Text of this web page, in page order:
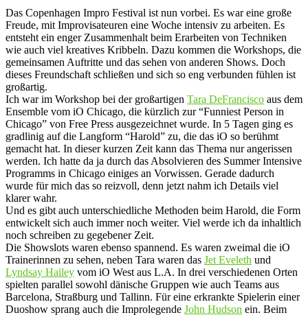
Das Copenhagen Impro Festival ist nun vorbei. Es war eine große
Freude, mit Improvisateuren eine Woche intensiv zu arbeiten. Es
entsteht ein enger Zusammenhalt beim Erarbeiten von Techniken
wie auch viel kreatives Kribbeln. Dazu kommen die Workshops, die
gemeinsamen Auftritte und das sehen von anderen Shows. Doch
dieses Freundschaft schließen und sich so eng verbunden fühlen ist
großartig.
Ich war im Workshop bei der großartigen Tara DeFrancisco aus dem
Ensemble vom iO Chicago, die kürzlich zur “Funniest Person in
Chicago” von Free Press ausgezeichnet wurde. In 5 Tagen ging es
gradlinig auf die Langform “Harold” zu, die das iO so berühmt
gemacht hat. In dieser kurzen Zeit kann das Thema nur angerissen
werden. Ich hatte da ja durch das Absolvieren des Summer Intensive
Programms in Chicago einiges an Vorwissen. Gerade dadurch
wurde für mich das so reizvoll, denn jetzt nahm ich Details viel
klarer wahr.
Und es gibt auch unterschiedliche Methoden beim Harold, die Form
entwickelt sich auch immer noch weiter. Viel werde ich da inhaltlich
noch schreiben zu gegebener Zeit.
Die Showslots waren ebenso spannend. Es waren zweimal die iO
Trainerinnen zu sehen, neben Tara waren das Jet Eveleth und
Lyndsay Hailey vom iO West aus L.A. In drei verschiedenen Orten
spielten parallel sowohl dänische Gruppen wie auch Teams aus
Barcelona, Straßburg und Tallinn. Für eine erkrankte Spielerin einer
Duoshow sprang auch die Improlegende John Hudson ein. Beim